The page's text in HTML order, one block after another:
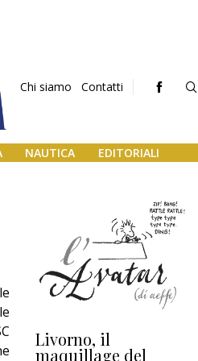
Chi siamo Contatti
NAUTICA EDITORIALI
Livorno, il
maquillage del